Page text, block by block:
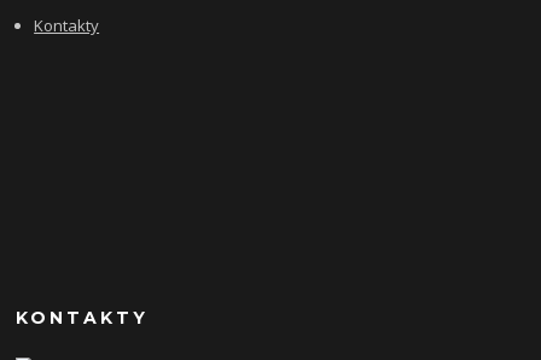
Kontakty
KONTAKTY